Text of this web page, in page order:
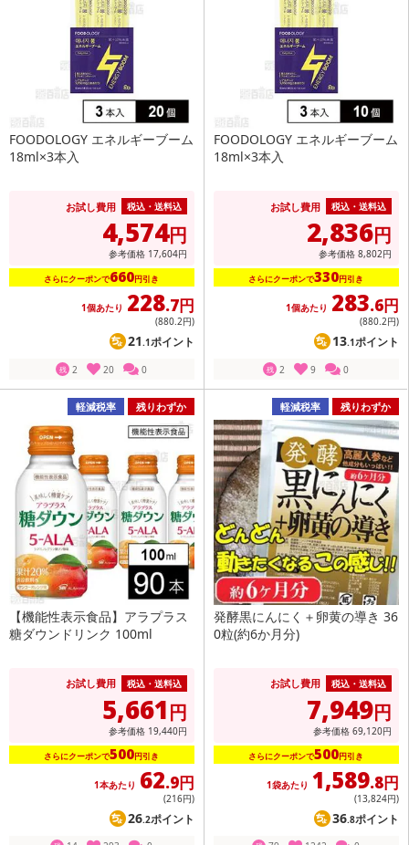
FOODOLOGY エネルギーブーム
18ml×3本入
お試し費用 税込・送料込
4,574円
参考価格 17,604円
さらにクーポンで660円引き
1個あたり 228.7円
(880.2円)
21.1ポイント
残 2 20 0
FOODOLOGY エネルギーブーム
18ml×3本入
お試し費用 税込・送料込
2,836円
参考価格 8,802円
さらにクーポンで330円引き
1個あたり 283.6円
(880.2円)
13.1ポイント
残 2 9 0
軽減税率 残りわずか
【機能性表示食品】アラプラス
糖ダウンドリンク 100ml
お試し費用 税込・送料込
5,661円
参考価格 19,440円
さらにクーポンで500円引き
1本あたり 62.9円
(216円)
26.2ポイント
軽減税率 残りわずか
発酵黒にんにく＋卵黄の導き 36
0粒(約6か月分)
お試し費用 税込・送料込
7,949円
参考価格 69,120円
さらにクーポンで500円引き
1袋あたり 1,589.8円
(13,824円)
36.8ポイント